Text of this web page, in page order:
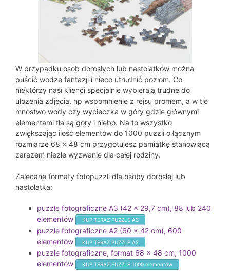
W przypadku osób dorosłych lub nastolatków można
puścić wodze fantazji i nieco utrudnić poziom. Co
niektórzy nasi klienci specjalnie wybierają trudne do
ułożenia zdjęcia, np wspomnienie z rejsu promem, a w tle
mnóstwo wody czy wycieczka w góry gdzie głównymi
elementami tła są góry i niebo. Na to wszystko
zwiększając ilość elementów do 1000 puzzli o łącznym
rozmiarze 68 x 48 cm przygotujesz pamiątkę stanowiącą
zarazem niezłe wyzwanie dla całej rodziny.
Zalecane formaty fotopuzzli dla osoby dorosłej lub
nastolatka:
puzzle fotograficzne A3 (42 x 29,7 cm), 88 lub 240
elementów
KUP TERAZ PUZZLE A3
puzzle fotograficzne A2 (60 x 42 cm), 600
elementów
KUP TERAZ PUZZLE A2
puzzle fotograficzne, format 68 x 48 cm, 1000
elementów
KUP TERAZ PUZZLE 1000 elementów